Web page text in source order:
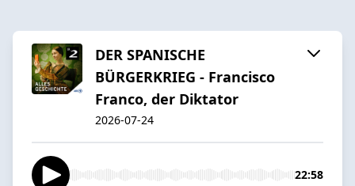
DER SPANISCHE
BÜRGERKRIEG - Francisco
Franco, der Diktator
2026-07-24
22:58